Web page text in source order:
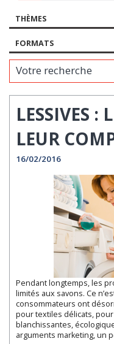
THÈMES
FORMATS
Votre recherche
LESSIVES :
LEUR
16/02/2016
Pendant longtemps, les
limités aux savons. Ce
consommateurs ont
pour textiles délicats,
blanchissantes,
arguments marketing, un